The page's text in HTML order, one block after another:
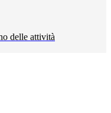
delle attività